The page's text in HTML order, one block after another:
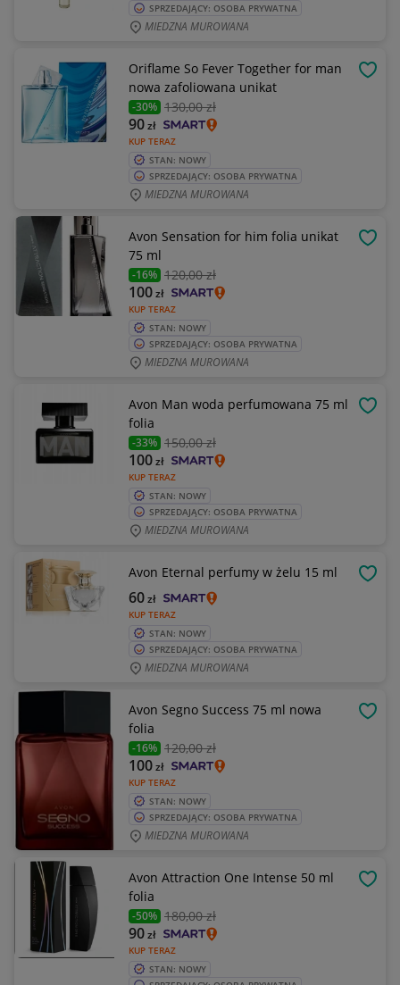
SPRZEDAJĄCY: OSOBA PRYWATNA
MIEDZNA MUROWANA
Oriflame So Fever Together for man
nowa zafoliowana unikat
-30% 130,00 zł
KUP TERAZ
90zł
STAN: NOWY
SPRZEDAJĄCY: OSOBA PRYWATNA
MIEDZNA MUROWANA
Avon Sensation for him folia unikat
75 ml
-16% 120,00 zł
KUP TERAZ
100zł
STAN: NOWY
SPRZEDAJĄCY: OSOBA PRYWATNA
MIEDZNA MUROWANA
Avon Man woda perfumowana 75 ml
folia
-33% 150,00 zł
KUP TERAZ
100zł
STAN: NOWY
SPRZEDAJĄCY: OSOBA PRYWATNA
MIEDZNA MUROWANA
Avon Eternal perfumy w żelu 15 ml
KUP TERAZ
60zł
STAN: NOWY
SPRZEDAJĄCY: OSOBA PRYWATNA
MIEDZNA MUROWANA
Avon Segno Success 75 ml nowa
folia
-16% 120,00 zł
KUP TERAZ
100zł
STAN: NOWY
SPRZEDAJĄCY: OSOBA PRYWATNA
MIEDZNA MUROWANA
Avon Attraction One Intense 50 ml
folia
-50% 180,00 zł
KUP TERAZ
90zł
STAN: NOWY